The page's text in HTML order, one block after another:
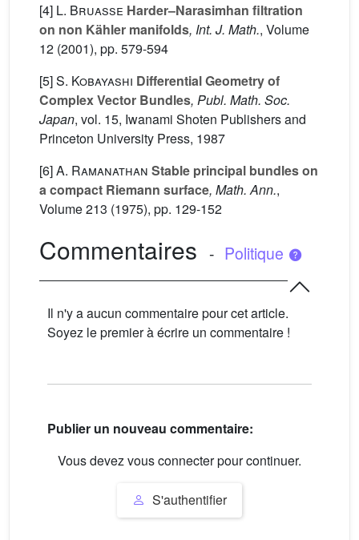
[4] L. Bruasse Harder–Narasimhan filtration
on non Kähler manifolds, Int. J. Math., Volume
12 (2001), pp. 579-594
[5]S. Kobayashi Differential Geometry of
Complex Vector Bundles, Publ. Math. Soc.
Japan, vol. 15, Iwanami Shoten Publishers and
Princeton University Press, 1987
[6]A. Ramanathan Stable principal bundles on
a compact Riemann surface, Math. Ann.,
Volume 213 (1975), pp. 129-152
Commentaires - Politique
Il n'y a aucun commentaire pour cet article.
Soyez le premier à écrire un commentaire !
Publier un nouveau commentaire:
Vous devez vous connecter pour continuer.
S'authentifier